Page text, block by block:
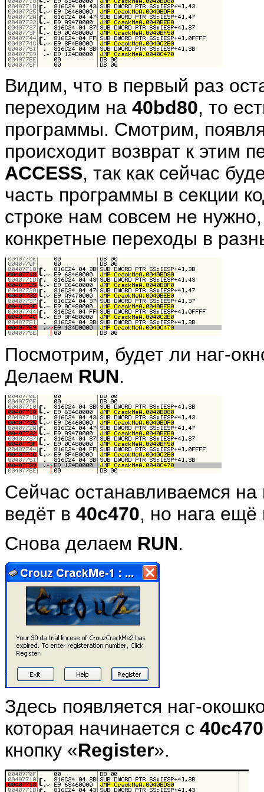
Видим, что в первый раз
переходим на 40bd80, то
программы. Смотрим,
происходит возврат к этим
ACCESS, так как сейчас
часть программы в секции
строке нам совсем не
конкретные переходы в
Посмотрим, будет ли наг-
Делаем RUN.
Сейчас останавливаемся
ведёт в 40c470, но нага ещё
Снова делаем RUN.
Здесь появляется наг-
которая начинается с 40c470
кнопку «Register».